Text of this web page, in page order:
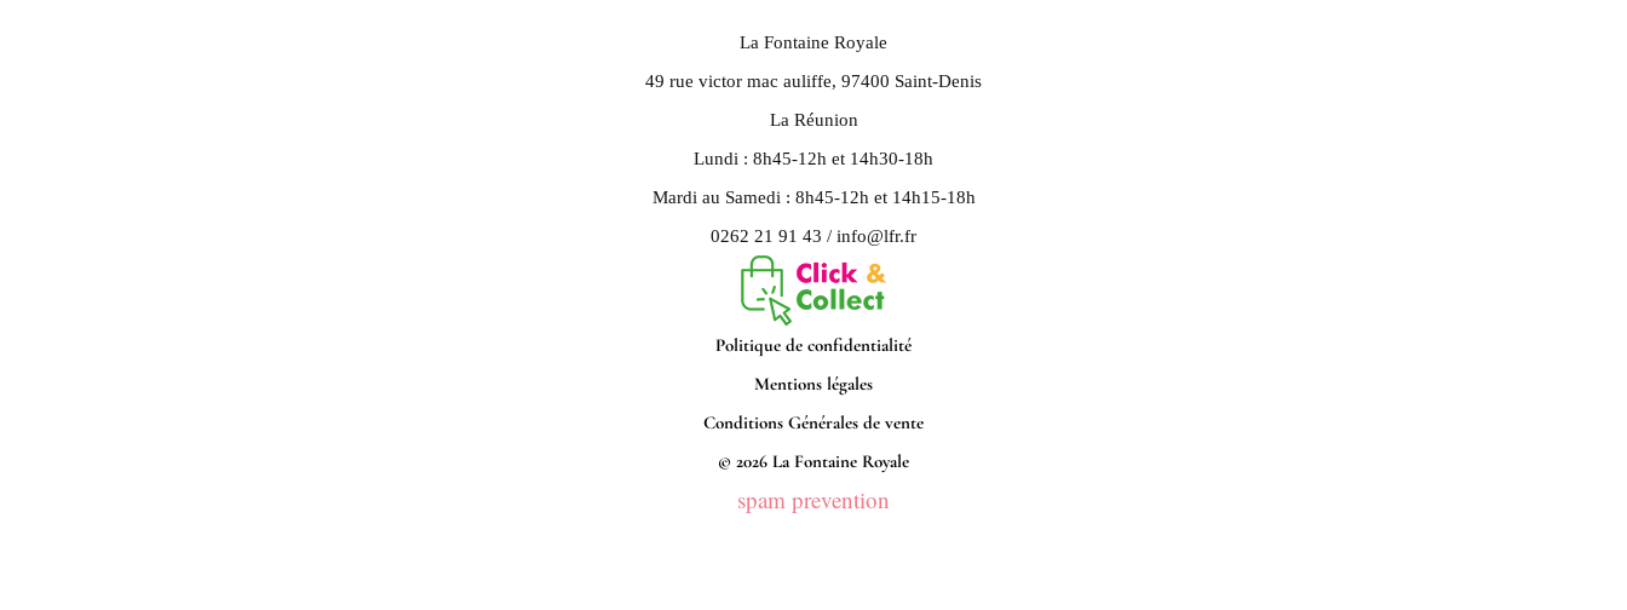
La Fontaine Royale
49 rue victor mac auliffe, 97400 Saint-Denis
La Réunion
Lundi : 8h45-12h et 14h30-18h
Mardi au Samedi : 8h45-12h et 14h15-18h
0262 21 91 43 / info@lfr.fr
Politique de confidentialité
Mentions légales
Conditions Générales de vente
© 2026 La Fontaine Royale
spam prevention